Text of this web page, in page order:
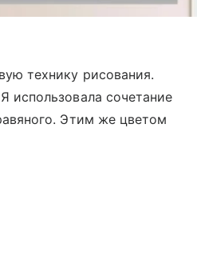
технику рисования.
использовала сочетание
Этим же цветом